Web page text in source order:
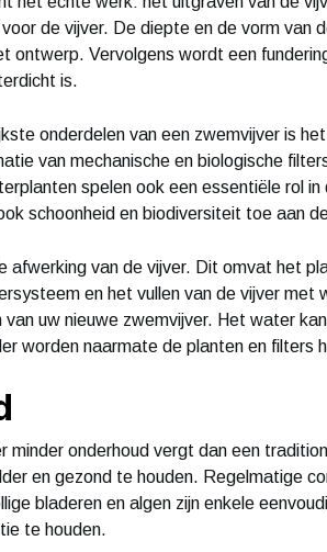
de vijver. De diepte en de vorm van
ontwerp. Vervolgens wordt een
is.
onderdelen van een zwemvijver is
van mechanische en biologische
spelen ook een essentiële rol
schoonheid en biodiversiteit toe aan
afwerking van de vijver. Dit omvat het
en het vullen van de vijver met
van uw nieuwe zwemvijver. Het water
worden naarmate de planten en filters
minder onderhoud vergt dan een
en gezond te houden. Regelmatige
bladeren en algen zijn enkele
te houden.